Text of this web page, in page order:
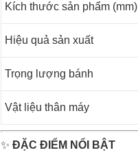
Kích thước sản phẩm (mm)
Hiệu quả sản xuất
Trọng lượng bánh
Vật liệu thân máy
✨ ĐẶC ĐIỂM NỔI BẬT